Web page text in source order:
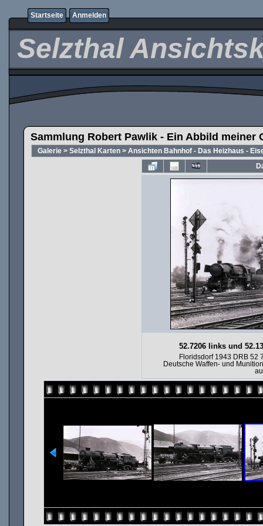
Startseite Anmelden
Selzthal
Sammlung Robert Pawlik - Ein Abbild meiner
Galerie > Selzthal Karten > Ansichten Bahnhof - Das Heizhaus -
52.7206 links und
Floridsdorf 1943 DRB 52
Deutsche Waffen- und